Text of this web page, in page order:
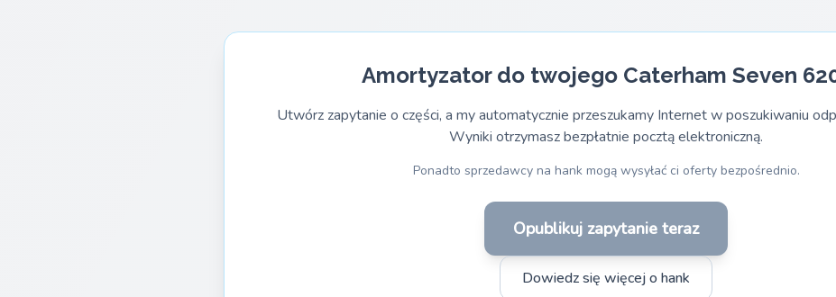
Amortyzator do twojego Caterham Seven
Utwórz zapytanie o części, a my automatycznie przeszukamy Internet w poszukiwaniu
Wyniki otrzymasz bezpłatnie pocztą elektroniczną.
Ponadto sprzedawcy na hank mogą wysyłać ci oferty bezpośrednio.
Opublikuj zapytanie teraz
Dowiedz się więcej o hank